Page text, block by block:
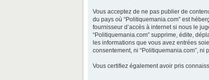
Vous acceptez de ne pas publier de
du pays où “Politiquemania.com” est
fournisseur d’accès à internet si nous le
“Politiquemania.com” supprime, édite,
les informations que vous avez entrées
consentement, ni “Politiquemania.com”,
Vous certifiez également avoir pris